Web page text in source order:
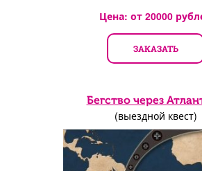
Цена: от 20000
ЗАКАЗАТЬ
Бегство через
(выездной квест)